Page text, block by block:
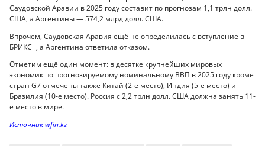
Саудовской Аравии в 2025 году составит по прогнозам 1,1 трлн долл.
США, а Аргентины — 574,2 млрд долл. США.
Впрочем, Саудовская Аравия ещё не определилась с вступление в
БРИКС+, а Аргентина ответила отказом.
Отметим ещё один момент: в десятке крупнейших мировых
экономик по прогнозируемому номинальному ВВП в 2025 году кроме
стран G7 отмечены также Китай (2-е место), Индия (5-е место) и
Бразилия (10-е место). Россия с 2,2 трлн долл. США должна занять 11-
е место в мире.
Источник wfin.kz